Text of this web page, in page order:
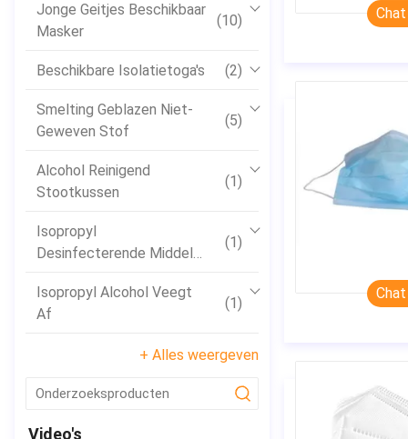
Jonge Geitjes Beschikbaar
Masker
(10)
Beschikbare Isolatietoga's (2)
Smelting Geblazen Niet-
Geweven Stof
(5)
Alcohol Reinigend
Stootkussen
(1)
Isopropyl
Desinfecterende Middel
(1)
Isopropyl Alcohol Veegt
Af
(1)
+ Alles weergeven
submit
Video's